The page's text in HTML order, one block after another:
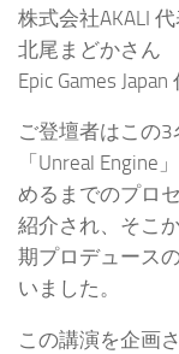
株式会社AKALI
北尾まどかさん
Epic Games
ご登壇者はこの3
「Unreal
めるまでのプロ
紹介され、そこ
期プロデュース
いました。
この講演を企画